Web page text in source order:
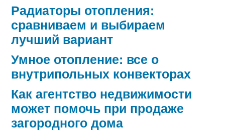
Радиаторы отопления:
сравниваем и выбираем
лучший вариант
Умное отопление: все о
внутрипольных конвекторах
Как агентство недвижимости
может помочь при продаже
загородного дома